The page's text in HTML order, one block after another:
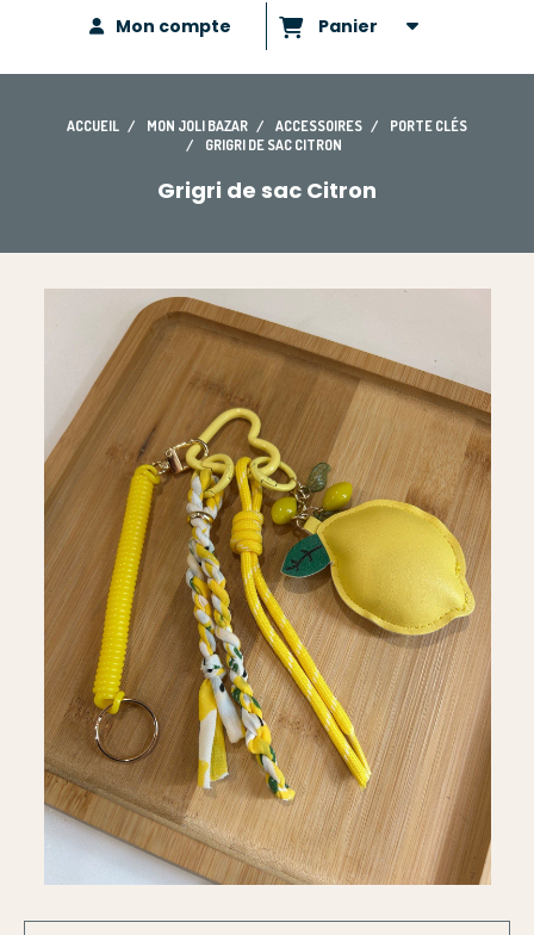
Mon compte Panier
ACCUEIL MON JOLI BAZAR ACCESSOIRES
PORTE CLÉS
GRIGRI DE SAC CITRON
Grigri de sac Citron